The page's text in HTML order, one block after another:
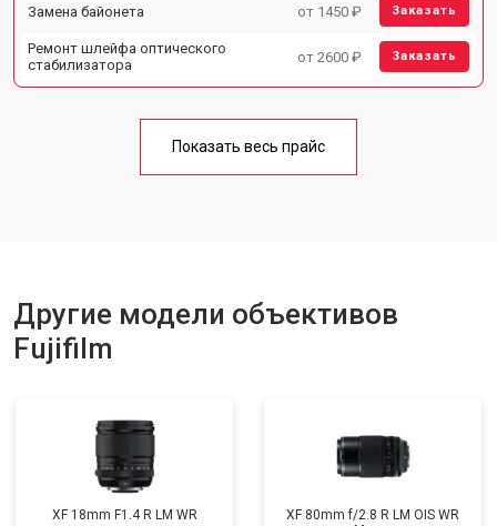
Замена байонета от 1450 ₽ Заказать
Ремонт шлейфа оптического
стабилизатора
от 2600 ₽ Заказать
Показать весь прайс
Другие модели объективов
Fujifilm
XF 18mm F1.4 R LM WR
XF 80mm f/2.8 R LM OIS WR